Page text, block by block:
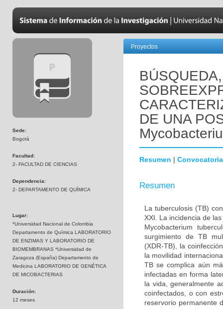
Sede:
Bogotá
Facultad:
2- FACULTAD DE CIENCIAS
Dependencia:
2- DEPARTAMENTO DE QUÍMICA
Lugar:
*Universidad Nacional de Colombia
Departamento de Química LABORATORIO
DE ENZIMAS Y LABORATORIO DE
BIOMEMBRANAS *Universidad de
Zaragoza (España) Departamento de
Medicina LABORATORIO DE GENÉTICA
DE MICOBACTERIAS
Duración:
12 meses
Proyectos
DE UNA
Resumen | Convocatoria
Resumen
La tuberculosis (TB)
XXI. La incidencia de
Mycobacterium
surgimiento de TB
(XDR-TB), la
la movilidad
TB se complica aún
infectadas en forma
la vida, generalmente
coinfectados, o con
reservorio permanente